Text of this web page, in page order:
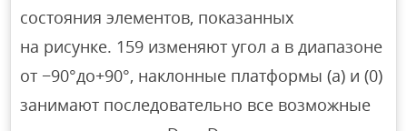
состояния элементов, показанных
на рисунке. 159 изменяют угол а в диапазоне
от −90°до+90°, наклонные платформы (а) и (0)
занимают последовательно все возможные